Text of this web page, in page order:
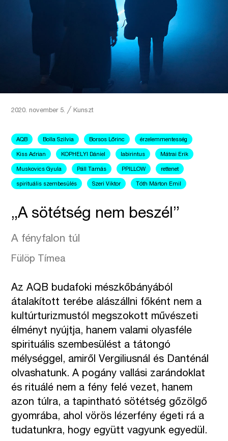
2020. november 5.╱ Kunszt
AQB Bolla Szilvia Borsos Lőrinc érzelemmentesség
Kiss Adrian KOPHELYI Dániel labirintus Mátrai Erik
Muskovics Gyula Páll Tamás PPILLOW rettenet
spirituális szembesülés Szeri Viktor Tóth Márton Emil
„A sötétség nem beszél”
A fényfalon túl
Fülöp Tímea
Az AQB budafoki mészkőbányából
átalakított terébe alászállni főként nem a
kultúrturizmustól megszokott művészeti
élményt nyújtja, hanem valami olyasféle
spirituális szembesülést a tátongó
mélységgel, amiről Vergiliusnál és Danténál
olvashatunk. A pogány vallási zarándoklat
és rituálé nem a fény felé vezet, hanem
azon túlra, a tapintható sötétség gőzölgő
gyomrába, ahol vörös lézerfény égeti rá a
tudatunkra, hogy együtt vagyunk egyedül.